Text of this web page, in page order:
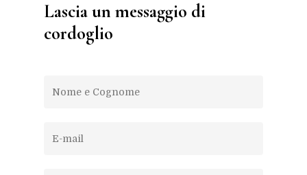
Lascia un messaggio di
cordoglio